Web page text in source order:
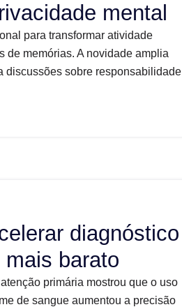
mental
para transformar atividade
de memórias. A novidade amplia
discussões sobre responsabilidade
diagnóstico
barato
primária mostrou que o uso
de sangue aumentou a precisão